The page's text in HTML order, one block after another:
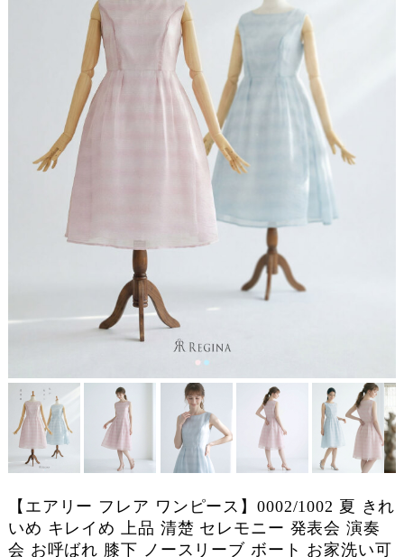
【エアリー フレア ワンピース】0002/1002 夏 きれ
いめ キレイめ 上品 清楚 セレモニー 発表会 演奏
会 お呼ばれ 膝下 ノースリーブ ボート お家洗い可